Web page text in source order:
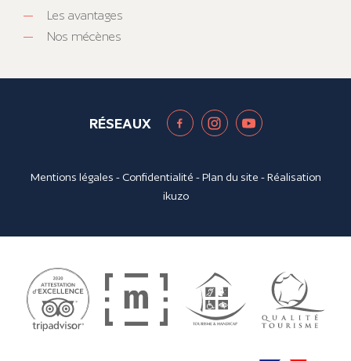
Les avantages
Nos mécènes
RÉSEAUX
Mentions légales - Confidentialité -Plan du site - Réalisation
ikuzo